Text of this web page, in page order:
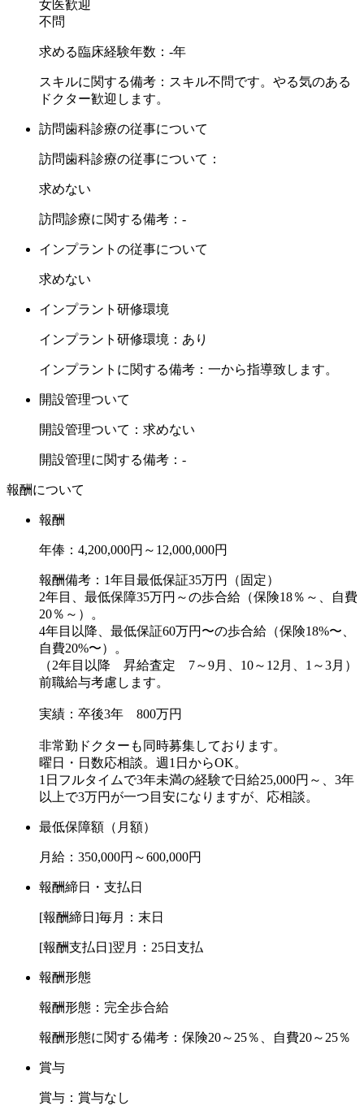
女医歓迎
不問
求める臨床経験年数：-年
スキルに関する備考：スキル不問です。やる気のある
ドクター歓迎します。
訪問歯科診療の従事について
訪問歯科診療の従事について：
求めない
訪問診療に関する備考：-
インプラントの従事について
求めない
インプラント研修環境
インプラント研修環境：あり
インプラントに関する備考：一から指導致します。
開設管理ついて
開設管理ついて：求めない
開設管理に関する備考：-
報酬について
報酬
年俸：4,200,000円～12,000,000円
報酬備考：1年目最低保証35万円（固定）
2年目、最低保障35万円～の歩合給（保険18％～、自費
20％～）。
4年目以降、最低保証60万円〜の歩合給（保険18%〜、
自費20%〜）。
（2年目以降 昇給査定 7～9月、10～12月、1～3月）
前職給与考慮します。
実績：卒後3年 800万円
非常勤ドクターも同時募集しております。
曜日・日数応相談。週1日からOK。
1日フルタイムで3年未満の経験で日給25,000円～、3年
以上で3万円が一つ目安になりますが、応相談。
最低保障額（月額）
月給：350,000円～600,000円
報酬締日・支払日
[報酬締日]毎月：末日
[報酬支払日]翌月：25日支払
報酬形態
報酬形態：完全歩合給
報酬形態に関する備考：保険20～25％、自費20～25％
賞与
賞与：賞与なし